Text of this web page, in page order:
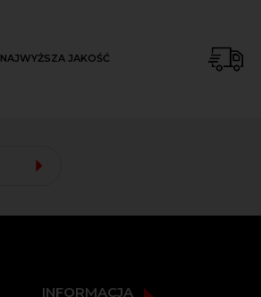
NAJWYŻSZA JAKOŚĆ
INFORMACJA